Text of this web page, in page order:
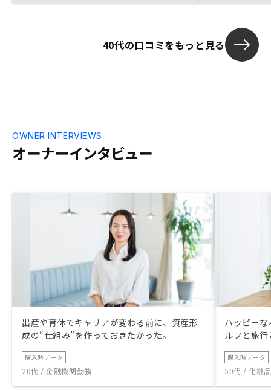
40代の口コミをもっと見る
オーナーインタビュー
OWNER INTERVIEWS
出産や育休でキャリアが変わる前に、資産形
成の“仕組み”を作っておきたかった。
購入時データ
20代 / 金融機関勤務
ハッピー
ルフと旅
購入時データ
50代 / 化粧